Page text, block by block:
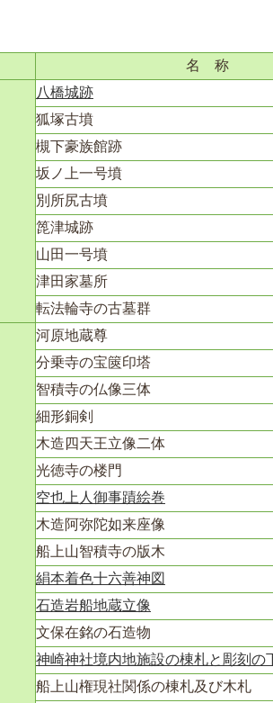
名 称
八橋城跡
狐塚古墳
槻下豪族館跡
坂ノ上一号墳
別所尻古墳
箆津城跡
山田一号墳
津田家墓所
転法輪寺の古墓群
河原地蔵尊
分乗寺の宝篋印塔
智積寺の仏像三体
細形銅剣
木造四天王立像二体
光徳寺の楼門
空也上人御事蹟絵巻
木造阿弥陀如来座像
船上山智積寺の版木
絹本着色十六善神図
石造岩船地蔵立像
文保在銘の石造物
神崎神社境内地施設の棟札と彫刻の
船上山権現社関係の棟札及び木札